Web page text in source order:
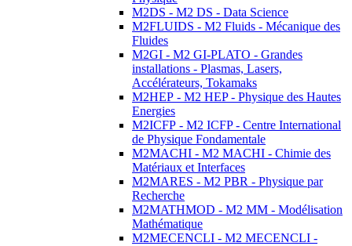
M2DS - M2 DS - Data Science
M2FLUIDS - M2 Fluids - Mécanique des
Fluides
M2GI - M2 GI-PLATO - Grandes
installations - Plasmas, Lasers,
Accélérateurs, Tokamaks
M2HEP - M2 HEP - Physique des Hautes
Energies
M2ICFP - M2 ICFP - Centre International
de Physique Fondamentale
M2MACHI - M2 MACHI - Chimie des
Matériaux et Interfaces
M2MARES - M2 PBR - Physique par
Recherche
M2MATHMOD - M2 MM - Modélisation
Mathématique
M2MECENCLI - M2 MECENCLI -